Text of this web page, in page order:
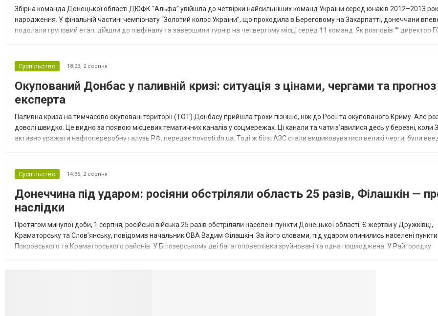
Збірна команда Донецької області ДЮФК “Альфа” увійшла до четвірки найсильніших команд України серед юнаків 2012–2013
народження. У фінальній частині чемпіонату “Золотий колос України”, що проходила в Береговому на Закарпатті, донеччани
подолали груповий етап, дійшли до півфіналу та завершили турнір на четвертому місці серед 11 команд. Як розповів “” директор
Суспільство 18:23, 2 серпня
Окупований Донбас у паливній кризі: ситуація з цінами, чергами та прогноз
експерта
Паливна криза на тимчасово окуповані території (ТОТ) Донбасу прийшла трохи пізніше, ніж до Росії та окупованого Криму. Але
доволі швидко. Це видно за появою місцевих тематичних каналів у соцмережах. Ці канали та чати з’явилися десь у березні, коли
активно уражати нафтопереробну галузь РФ, передає novosti.dn.ua. Тоді ж біля АЗС стали вишиковуватися великі черги, були
Суспільство 14:35, 2 серпня
Донеччина під ударом: росіяни обстріляли область 25 разів, Філашкін —
наслідки
Протягом минулої доби, 1 серпня, російські війська 25 разів обстріляли населені пункти Донецької області. Є жертви у Дружківці,
Краматорську та Слов’янську, повідомив начальник ОВА Вадим Філашкін. За його словами, під ударом опинились населені пункти
Покровського та Краматорського районів. У Білозерському дві багатоповерхівки зруйновані та одна пошкоджена. У Райгородку